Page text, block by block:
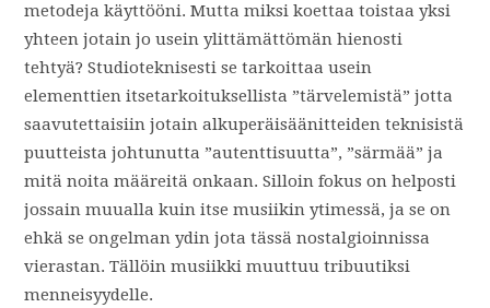
metodeja käyttööni. Mutta miksi koettaa toistaa yksi
yhteen jotain jo usein ylittämättömän hienosti
tehtyä? Studioteknisesti se tarkoittaa usein
elementtien itsetarkoituksellista ”tärvelemistä” jotta
saavutettaisiin jotain alkuperäisäänitteiden teknisistä
puutteista johtunutta ”autenttisuutta”, ”särmää” ja
mitä noita määreitä onkaan. Silloin fokus on helposti
jossain muualla kuin itse musiikin ytimessä, ja se on
ehkä se ongelman ydin jota tässä nostalgioinnissa
vierastan. Tällöin musiikki muuttuu tribuutiksi
menneisyydelle.